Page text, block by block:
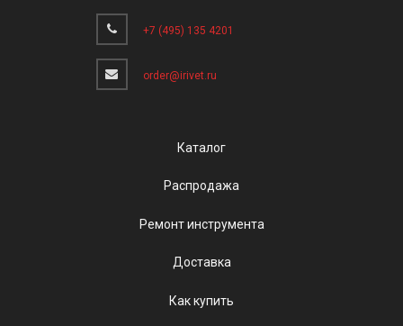
+7 (495) 135 4201
order@irivet.ru
Каталог
Распродажа
Ремонт инструмента
Доставка
Как купить